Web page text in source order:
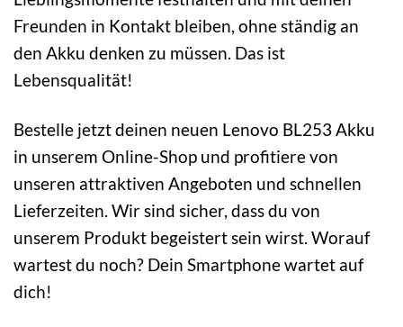
Freunden in Kontakt bleiben, ohne ständig an
den Akku denken zu müssen. Das ist
Lebensqualität!
Bestelle jetzt deinen neuen Lenovo BL253 Akku
in unserem Online-Shop und profitiere von
unseren attraktiven Angeboten und schnellen
Lieferzeiten. Wir sind sicher, dass du von
unserem Produkt begeistert sein wirst. Worauf
wartest du noch? Dein Smartphone wartet auf
dich!